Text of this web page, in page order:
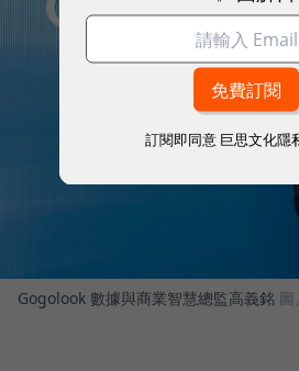
Gogolook 數據與商業智慧總監高義銘 圖
訂閱即同意 巨思文化隱